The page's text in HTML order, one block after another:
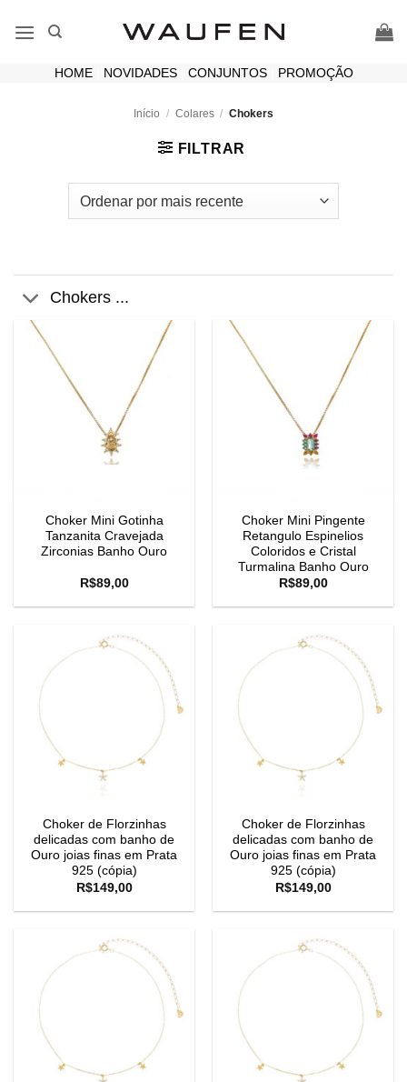
HOME| NOVIDADES| CONJUNTOS| PROMOÇÃO
Início / Colares / Chokers
FILTRAR
Chokers ...
Choker Mini Gotinha
Tanzanita Cravejada
Zirconias Banho Ouro
R$89,00
Choker Mini Pingente
Retangulo Espinelios
Coloridos e Cristal
Turmalina Banho Ouro
R$89,00
Choker de Florzinhas
delicadas com banho de
Ouro joias finas em Prata
925 (cópia)
R$149,00
Choker de Florzinhas
delicadas com banho de
Ouro joias finas em Prata
925 (cópia)
R$149,00